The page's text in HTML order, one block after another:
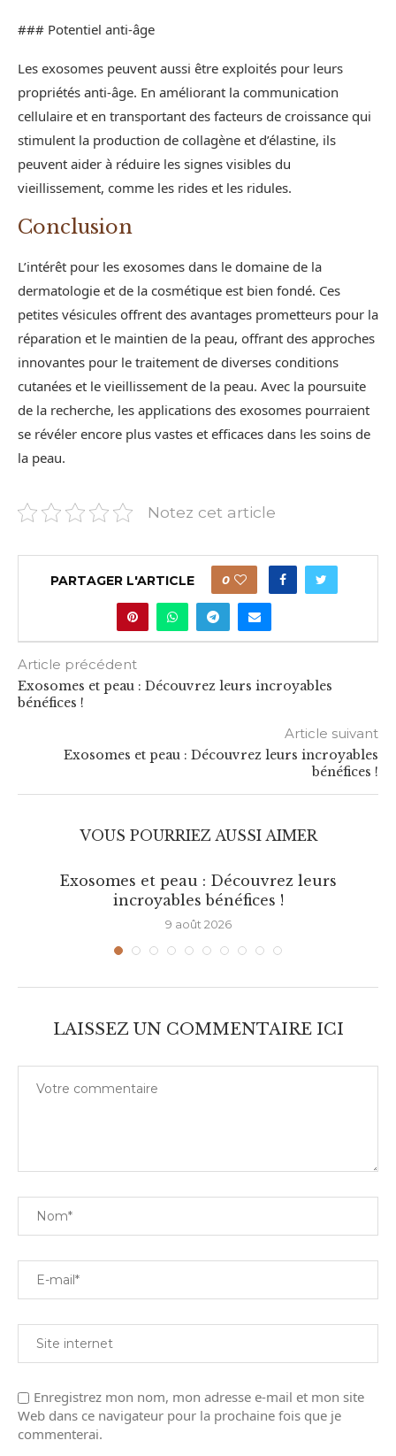
### Potentiel anti-âge
Les exosomes peuvent aussi être exploités pour leurs
propriétés anti-âge. En améliorant la communication
cellulaire et en transportant des facteurs de croissance qui
stimulent la production de collagène et d’élastine, ils
peuvent aider à réduire les signes visibles du
vieillissement, comme les rides et les ridules.
Conclusion
L’intérêt pour les exosomes dans le domaine de la
dermatologie et de la cosmétique est bien fondé. Ces
petites vésicules offrent des avantages prometteurs pour la
réparation et le maintien de la peau, offrant des approches
innovantes pour le traitement de diverses conditions
cutanées et le vieillissement de la peau. Avec la poursuite
de la recherche, les applications des exosomes pourraient
se révéler encore plus vastes et efficaces dans les soins de
la peau.
Notez cet article
PARTAGER L'ARTICLE 0
Article précédent
Exosomes et peau : Découvrez leurs incroyables
bénéfices !
Article suivant
Exosomes et peau : Découvrez leurs incroyables
bénéfices !
VOUS POURRIEZ AUSSI AIMER
Exosomes et peau : Découvrez leurs
incroyables bénéfices !
9 août 2026
LAISSEZ UN COMMENTAIRE ICI
Enregistrez mon nom, mon adresse e-mail et mon site
Web dans ce navigateur pour la prochaine fois que je
commenterai.